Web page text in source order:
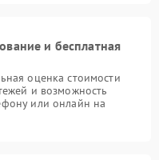
и бесплатная
оценка стоимости
и возможность
или онлайн на